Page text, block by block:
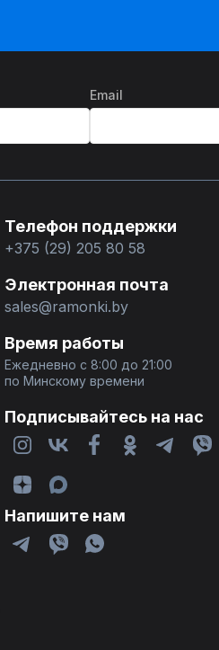
Email
Телефон поддержки
+375 (29) 205 80 58
Электронная почта
sales@ramonki.by
Время работы
Ежедневно с 8:00 до 21:00
по Минскому времени
Подписывайтесь на нас
Напишите нам